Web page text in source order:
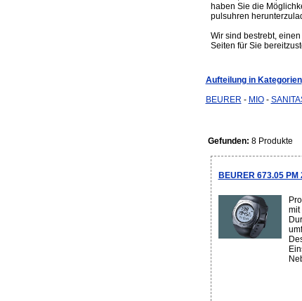
haben Sie die
pulsuhren
Wir sind bestrebt,
Seiten für Sie
Aufteilung in Kategorien
BEURER - MIO-
Gefunden: 8 Produkte
BEURER 673.05
mit